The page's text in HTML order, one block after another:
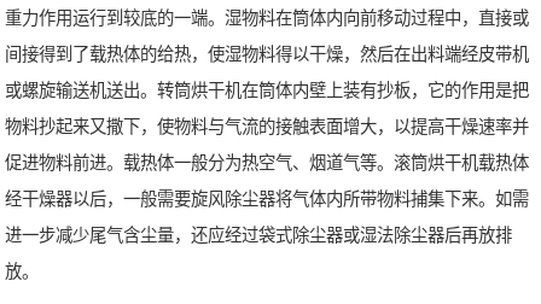
重力作用运行到较底的一端。湿物料在筒体内向前移动过程中，直接或
间接得到了载热体的给热，使湿物料得以干燥，然后在出料端经皮带机
或螺旋输送机送出。转筒烘干机在筒体内壁上装有抄板，它的作用是把
物料抄起来又撒下，使物料与气流的接触表面增大，以提高干燥速率并
促进物料前进。载热体一般分为热空气、烟道气等。滚筒烘干机载热体
经干燥器以后，一般需要旋风除尘器将气体内所带物料捕集下来。如需
进一步减少尾气含尘量，还应经过袋式除尘器或湿法除尘器后再放排
放。